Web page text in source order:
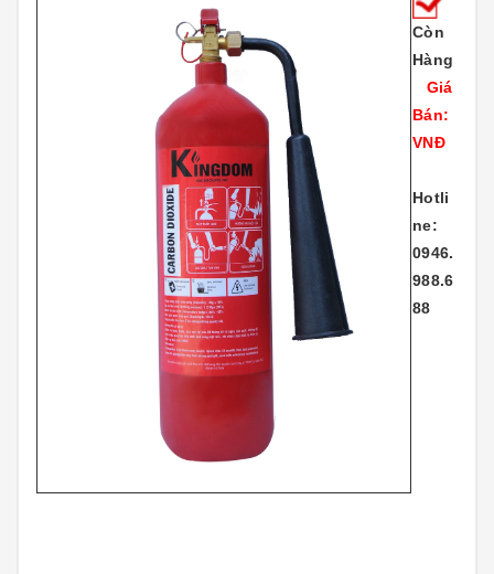
Còn
Hàng
Giá
Bán:
VNĐ
Hotli
ne:
0946.
988.6
88